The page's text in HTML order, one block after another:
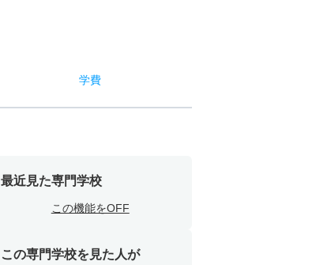
学費
最近見た専門学校
この機能をOFF
この専門学校を見た人が